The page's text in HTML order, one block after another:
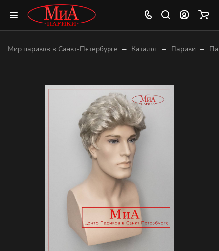
Мир париков в Санкт-Петербурге – Каталог – Парики –